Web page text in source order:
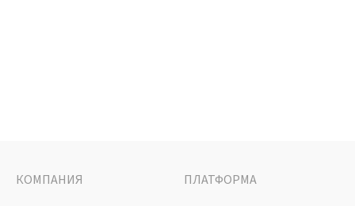
КОМПАНИЯ ПЛАТФОРМА